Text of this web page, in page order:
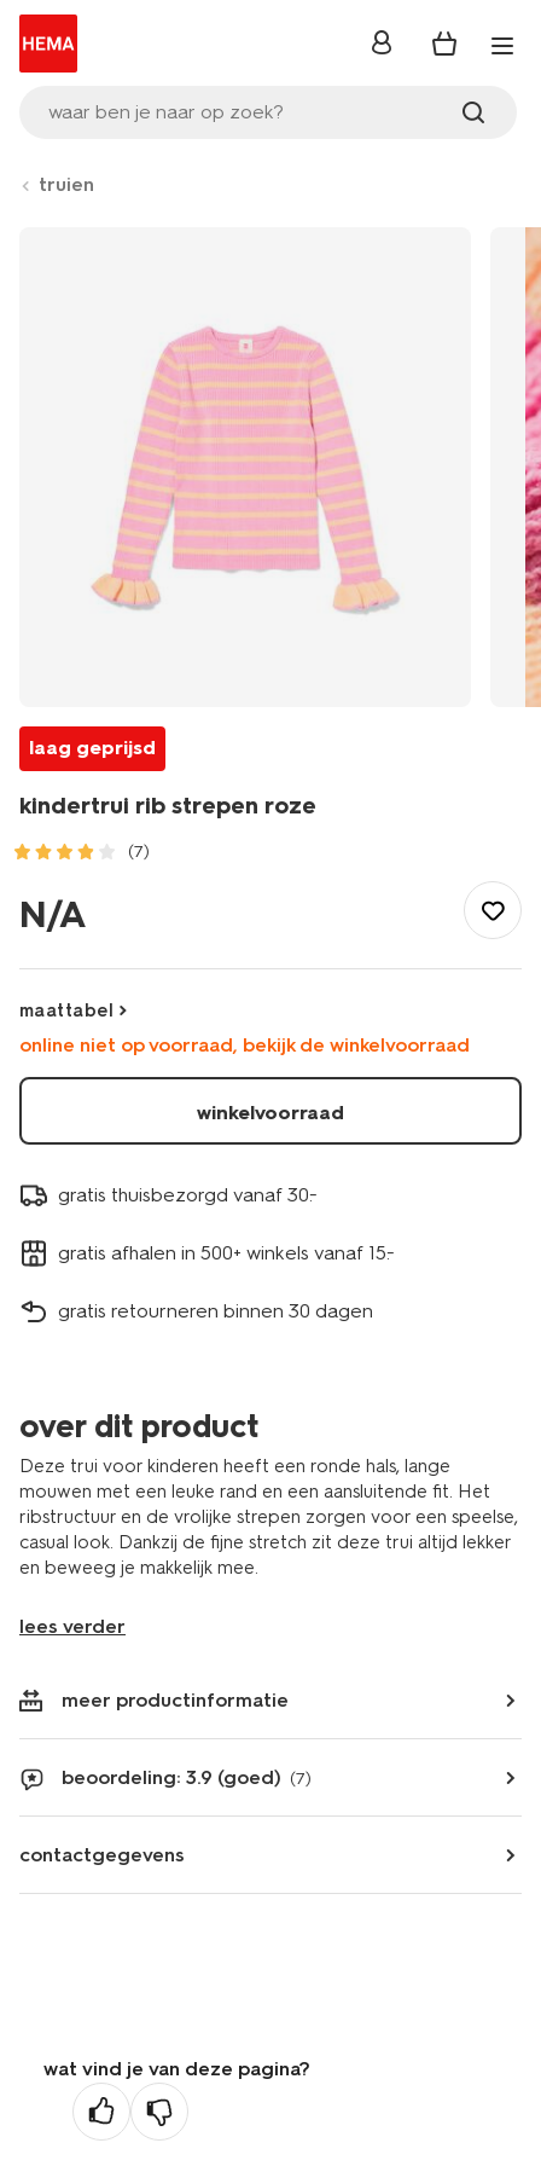
waar ben je naar op zoek?
inloggen
truien
laag geprijsd
kindertrui rib strepen roze
(7)
rib-
strepen-
30827021PINK.html
N/A
maattabel
online niet op voorraad, bekijk de winkelvoorraad
winkelvoorraad
gratis thuisbezorgd vanaf 30.-
gratis afhalen in 500+ winkels vanaf 15.-
gratis retourneren binnen 30 dagen
over dit product
Deze trui voor kinderen heeft een ronde hals, lange
mouwen met een leuke rand en een aansluitende fit. Het
ribstructuur en de vrolijke strepen zorgen voor een speelse,
casual look. Dankzij de fijne stretch zit deze trui altijd lekker
en beweeg je makkelijk mee.
lees verder
meer productinformatie
beoordeling: 3.9 (goed) (7)
contactgegevens
wat vind je van deze pagina?